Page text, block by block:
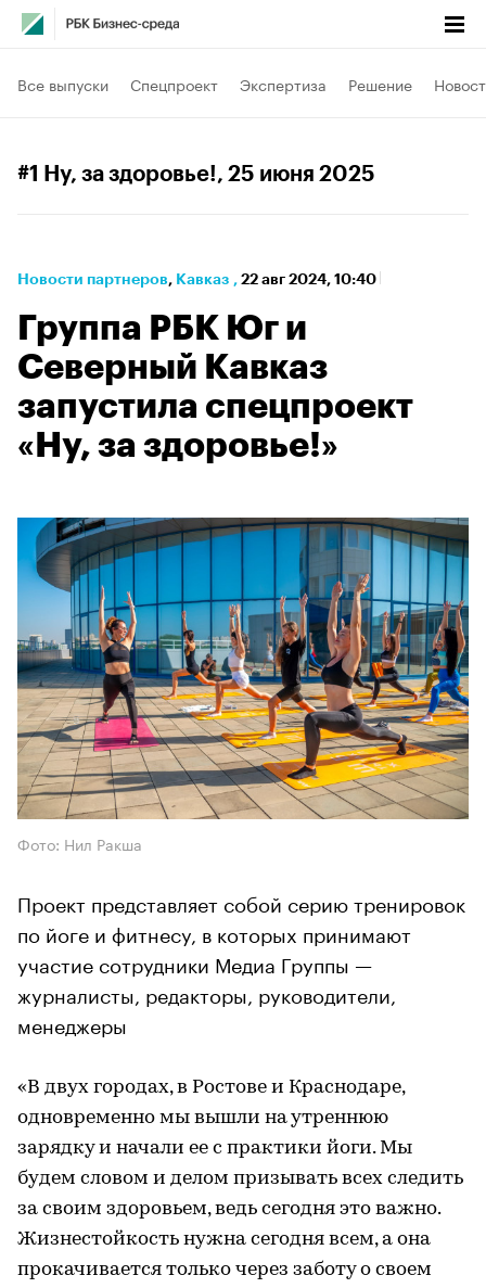
Все выпуски Спецпроект Экспертиза Решение
#1 Ну, за здоровье!, 25 июня 2025
Новости партнеров⁠, Кавказ , 22 авг 2024, 10:40
Группа РБК Юг и
Северный Кавказ
запустила спецпроект
«Ну, за здоровье!»
Фото: Нил Ракша
Проект представляет собой серию тренировок
по йоге и фитнесу, в которых принимают
участие сотрудники Медиа Группы —
журналисты, редакторы, руководители,
менеджеры
«В двух городах, в Ростове и Краснодаре,
одновременно мы вышли на утреннюю
зарядку и начали ее с практики йоги. Мы
будем словом и делом призывать всех следить
за своим здоровьем, ведь сегодня это важно.
Жизнестойкость нужна сегодня всем, а она
прокачивается только через заботу о своем